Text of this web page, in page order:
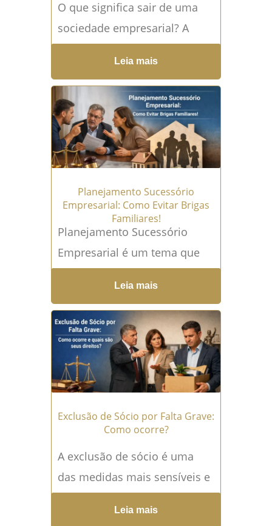
O que significa sair de uma
sociedade empresarial? A
Sociedade Empresarial é uma
estrutura jurídica criada para
que duas ou mais pessoas...
Leia mais →
Leia mais
Planejamento Sucessório
Empresarial: Como Evitar Brigas
Familiares!
Planejamento Sucessório
Empresarial é um tema que
muitas famílias empresárias
evitam discutir. No entanto,
ignorar essa conversa pode
custar caro: empresas sólidas,
construídas...Leia mais →
Leia mais
Exclusão de Sócio por Falta Grave:
Como ocorre?
A exclusão de sócio é uma
das medidas mais sensíveis e
estratégicas dentro do Direito
Empresarial. Quando esse
Leia mais